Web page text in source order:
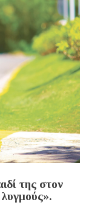
της στον